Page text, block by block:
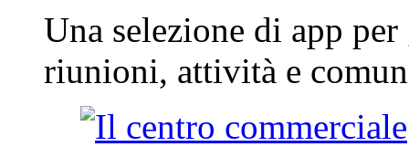
Una selezione di app
riunioni, attività e